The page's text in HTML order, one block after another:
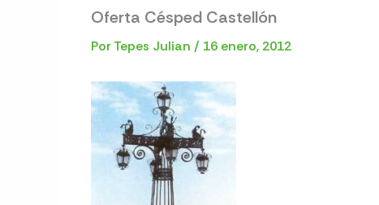
Oferta Césped Castellón
PorTepes Julian / 16 enero, 2012